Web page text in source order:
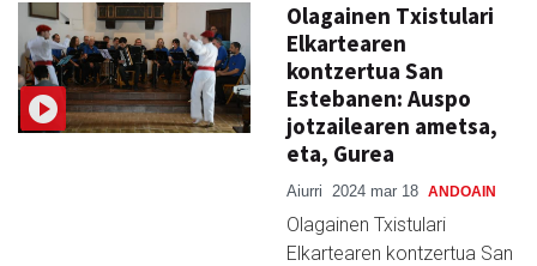
Olagainen Txistulari
Elkartearen
kontzertua San
Estebanen: Auspo
jotzailearen ametsa,
eta, Gurea
Aiurri 2024 mar 18 ANDOAIN
Olagainen Txistulari
Elkartearen kontzertua San